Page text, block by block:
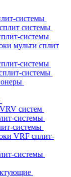
системы
системы
системы
мульти сплит
системы
системы
систем
системы
системы
VRF сплит-
системы